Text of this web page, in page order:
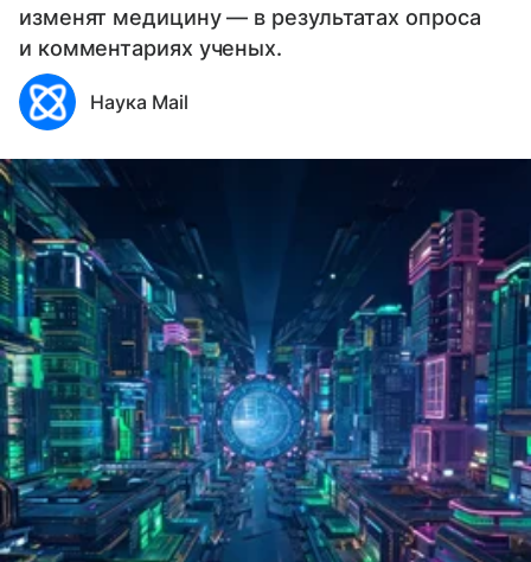
изменят медицину — в результатах опроса
и комментариях ученых.
Наука Mail